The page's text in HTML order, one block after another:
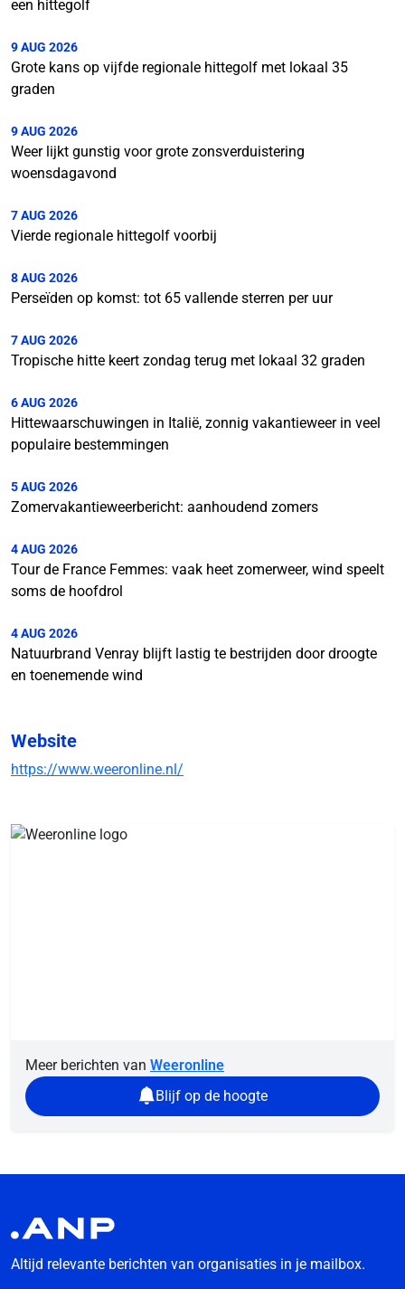
een hittegolf
9 AUG 2026
Grote kans op vijfde regionale hittegolf met lokaal 35
graden
9 AUG 2026
Weer lijkt gunstig voor grote zonsverduistering
woensdagavond
7 AUG 2026
Vierde regionale hittegolf voorbij
8 AUG 2026
Perseïden op komst: tot 65 vallende sterren per uur
7 AUG 2026
Tropische hitte keert zondag terug met lokaal 32 graden
6 AUG 2026
Hittewaarschuwingen in Italië, zonnig vakantieweer in veel
populaire bestemmingen
5 AUG 2026
Zomervakantieweerbericht: aanhoudend zomers
4 AUG 2026
Tour de France Femmes: vaak heet zomerweer, wind speelt
soms de hoofdrol
4 AUG 2026
Natuurbrand Venray blijft lastig te bestrijden door droogte
en toenemende wind
Website
https://www.weeronline.nl/
Meer berichten van Weeronline
Blijf op de hoogte
Altijd relevante berichten van organisaties in je mailbox.